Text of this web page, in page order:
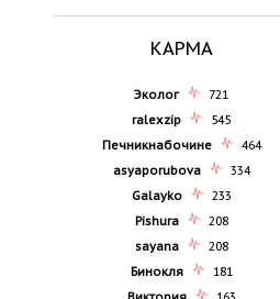
КАРМА
Эколог
721
ralexzip
545
Печникнабочине
464
asyaporubova
334
Galayko
233
Pishura
208
sayana
208
Бинокля
181